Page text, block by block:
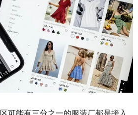
可能有三分之一的服装厂都是接入